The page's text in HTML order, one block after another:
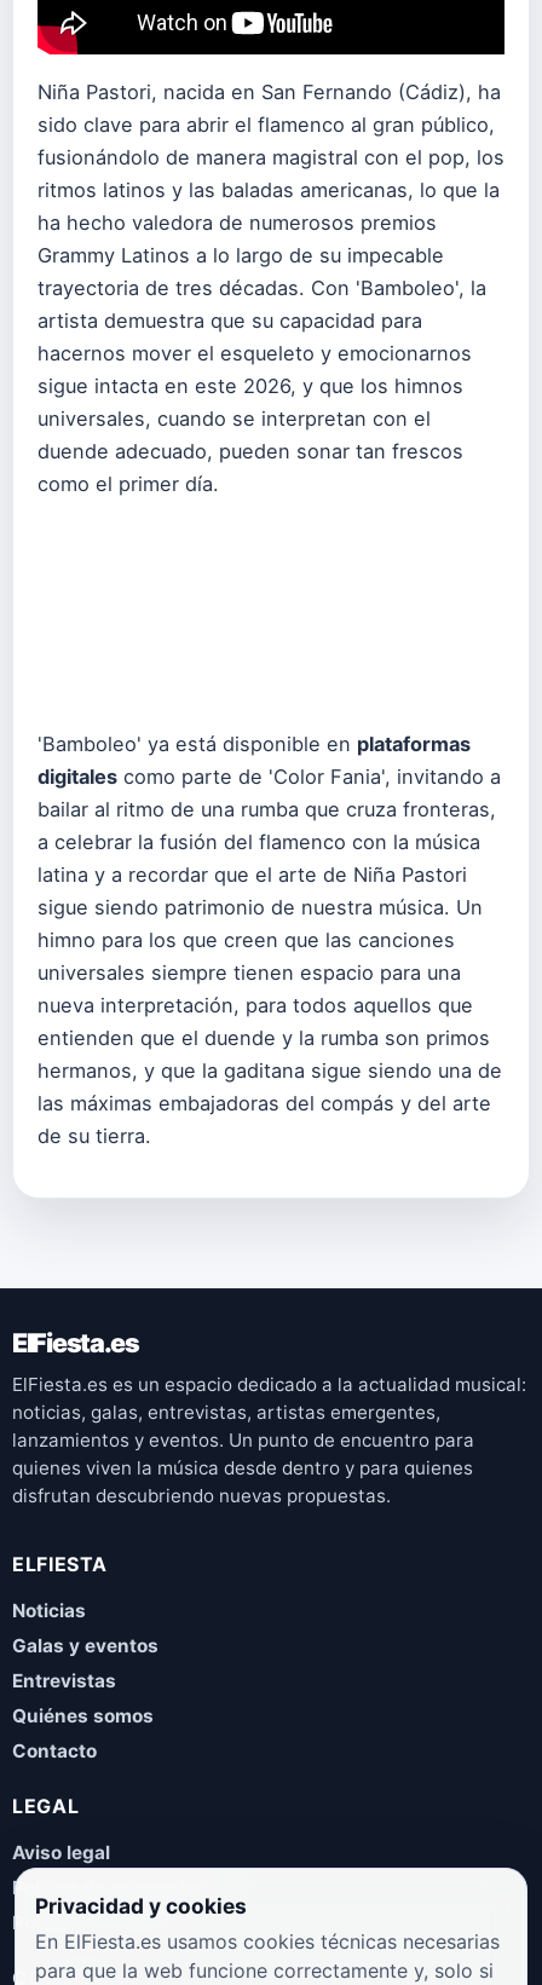
Niña Pastori, nacida en San Fernando (Cádiz), ha
sido clave para abrir el flamenco al gran público,
fusionándolo de manera magistral con el pop, los
ritmos latinos y las baladas americanas, lo que la
ha hecho valedora de numerosos premios
Grammy Latinos a lo largo de su impecable
trayectoria de tres décadas. Con 'Bamboleo', la
artista demuestra que su capacidad para
hacernos mover el esqueleto y emocionarnos
sigue intacta en este 2026, y que los himnos
universales, cuando se interpretan con el
duende adecuado, pueden sonar tan frescos
como el primer día.
'Bamboleo' ya está disponible en plataformas
digitales como parte de 'Color Fania', invitando a
bailar al ritmo de una rumba que cruza fronteras,
a celebrar la fusión del flamenco con la música
latina y a recordar que el arte de Niña Pastori
sigue siendo patrimonio de nuestra música. Un
himno para los que creen que las canciones
universales siempre tienen espacio para una
nueva interpretación, para todos aquellos que
entienden que el duende y la rumba son primos
hermanos, y que la gaditana sigue siendo una de
las máximas embajadoras del compás y del arte
de su tierra.
ElFiesta.es
ElFiesta.es es un espacio dedicado a la actualidad musical:
noticias, galas, entrevistas, artistas emergentes,
lanzamientos y eventos. Un punto de encuentro para
quienes viven la música desde dentro y para quienes
disfrutan descubriendo nuevas propuestas.
ELFIESTA
Noticias
Galas y eventos
Entrevistas
Quiénes somos
Contacto
LEGAL
Aviso legal
Política de privacidad
Política de cookies
COLABORA
Privacidad y cookies
En ElFiesta.es usamos cookies técnicas necesarias
para que la web funcione correctamente y, solo si